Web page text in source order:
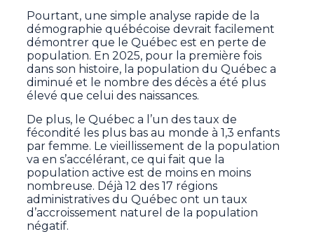
Pourtant, une simple analyse rapide de la
démographie québécoise devrait facilement
démontrer que le Québec est en perte de
population. En 2025, pour la première fois
dans son histoire, la population du Québec a
diminué et le nombre des décès a été plus
élevé que celui des naissances.
De plus, le Québec a l’un des taux de
fécondité les plus bas au monde à 1,3 enfants
par femme. Le vieillissement de la population
va en s’accélérant, ce qui fait que la
population active est de moins en moins
nombreuse. Déjà 12 des 17 régions
administratives du Québec ont un taux
d’accroissement naturel de la population
négatif.